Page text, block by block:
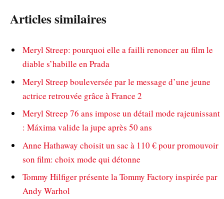
Articles similaires
Meryl Streep: pourquoi elle a failli renoncer au film le
diable s’habille en Prada
Meryl Streep bouleversée par le message d’une jeune
actrice retrouvée grâce à France 2
Meryl Streep 76 ans impose un détail mode rajeunissant
: Máxima valide la jupe après 50 ans
Anne Hathaway choisit un sac à 110 € pour promouvoir
son film: choix mode qui détonne
Tommy Hilfiger présente la Tommy Factory inspirée par
Andy Warhol